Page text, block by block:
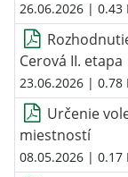
26.06.2026 | 0.43
Cerová II. etapa
23.06.2026 | 0.78
Určenie
miestností
08.05.2026 | 0.17